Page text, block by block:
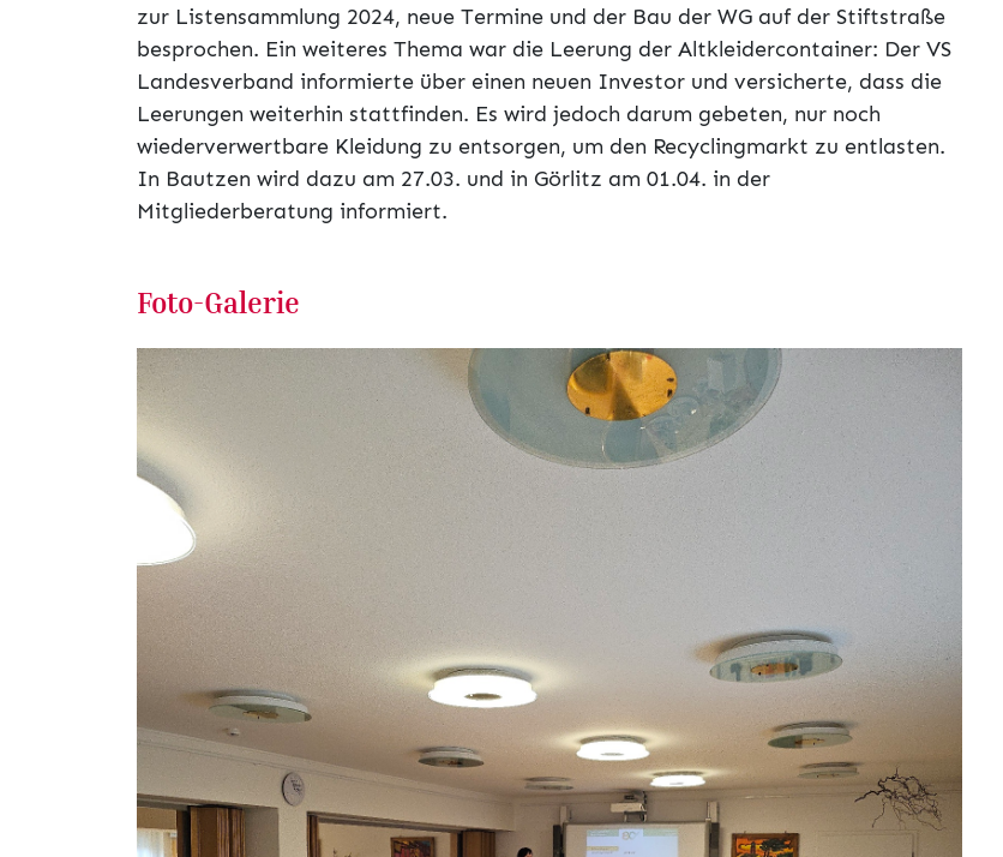
zur Listensammlung 2024, neue Termine und der Bau der WG auf der Stiftstraße
besprochen. Ein weiteres Thema war die Leerung der Altkleidercontainer: Der VS
Landesverband informierte über einen neuen Investor und versicherte, dass die
Leerungen weiterhin stattfinden. Es wird jedoch darum gebeten, nur noch
wiederverwertbare Kleidung zu entsorgen, um den Recyclingmarkt zu entlasten.
In Bautzen wird dazu am 27.03. und in Görlitz am 01.04. in der
Mitgliederberatung informiert.
Foto-Galerie